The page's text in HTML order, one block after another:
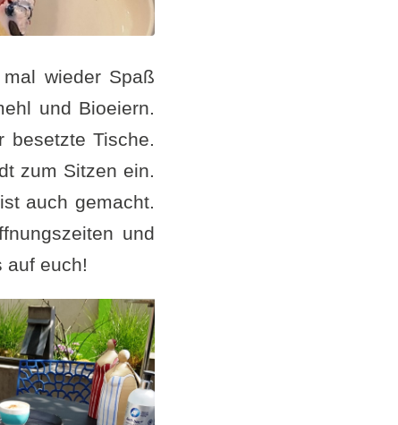
wieder Spaß
und Bioeiern.
besetzte Tische.
zum Sitzen ein.
auch gemacht.
und
auf euch!